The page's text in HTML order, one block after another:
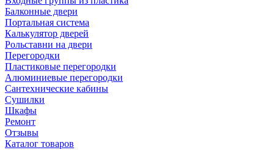
Балконные двери
Портальная система
Калькулятор дверей
Рольставни на двери
Перегородки
Пластиковые перегородки
Алюминиевые перегородки
Сантехнические кабины
Сушилки
Шкафы
Ремонт
Отзывы
Каталог товаров